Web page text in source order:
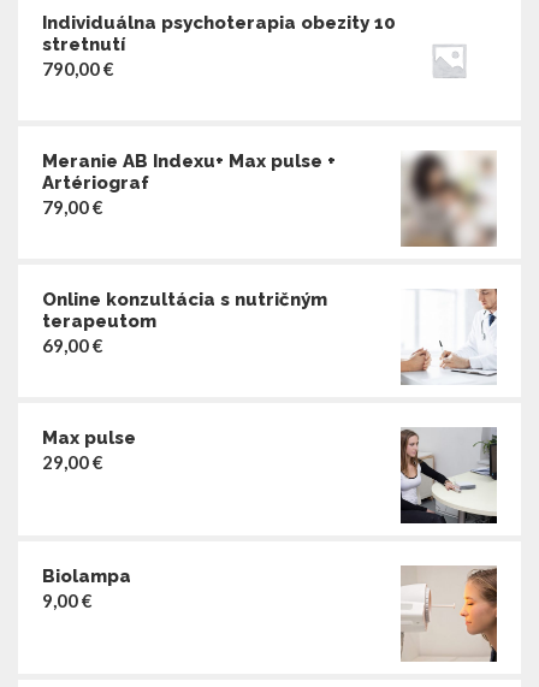
Individuálna psychoterapia obezity 10
stretnutí
790,00€
Meranie AB Indexu+ Max pulse +
Artériograf
79,00€
Online konzultácia s nutričným
terapeutom
69,00€
Max pulse
29,00€
Biolampa
9,00€